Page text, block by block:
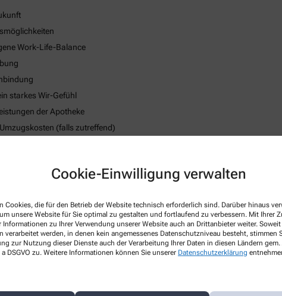
Cookie-Einwilligung verwalten
Cookies, die für den Betrieb der Website technisch erforderlich sind. Darüber hinaus
unsere Website für Sie optimal zu gestalten und fortlaufend zu verbessern. Mit Ihrer
Informationen zu Ihrer Verwendung unserer Website auch an Drittanbieter weiter. Soweit
verarbeitet werden, in denen kein angemessenes Datenschutzniveau besteht, stimmen
zur Nutzung dieser Dienste auch der Verarbeitung Ihrer Daten in diesen Ländern
DSGVO zu. Weitere Informationen können Sie unserer Datenschutzerklärung
Work-Life-Balance
starkes Wir-Gefühl
der Apotheke
(falls zutreffend)
des körperlichen Wohlbefindens